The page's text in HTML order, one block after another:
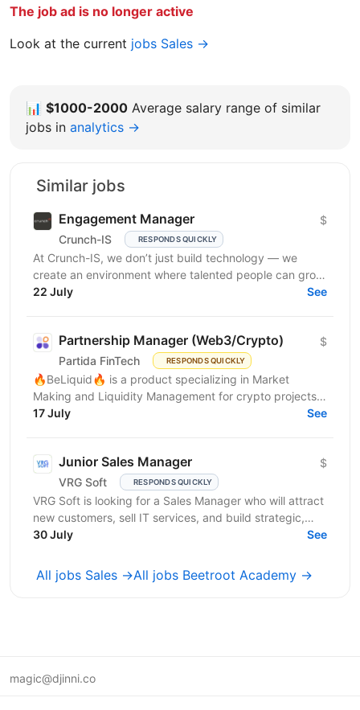
The job ad is no longer active
Look at the current jobs Sales →
📊 $1000-2000 Average salary range of similar
jobs in analytics →
Similar jobs
Engagement Manager
Crunch-IS RESPONDS QUICKLY
$
At Crunch-IS, we don’t just build technology — we
create an environment where talented people can grow,
develop innovative solutions, and truly feel their...
22 July See
Partnership Manager (Web3/Crypto)
Partida FinTech RESPONDS QUICKLY
$
🔥BeLiquid🔥 is a product specializing in Market
Making and Liquidity Management for crypto projects.
We help projects build sustainable liquidity, maintain...
17 July See
Junior Sales Manager
VRG Soft RESPONDS QUICKLY
$
VRG Soft is looking for a Sales Manager who will attract
new customers, sell IT services, and build strategic,
long-term...
30 July See
All jobs Sales →All jobs Beetroot Academy →
magic@djinni.co